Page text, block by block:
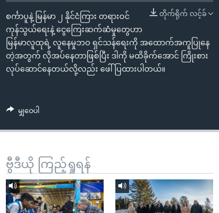
စာမျက်နှာ
သို့
ကျော်
ကြည့်
ရန်
နေရာ
ဗွီအိုအေ လူမှုကွန်ယက်များ
တိုက်ရိုက် လင့်ခ်
စင်္ကာပူနဲ့ မြန်မာ ၂ နိုင်ငံကြား တရားဝင်
ကုန်သွယ်ရေးနဲ့ ငွေကြေးဆက်ဆံမှုတွေဟာ
မြန်မာလူထုရဲ့ လူနေမှုဘဝ ရှင်သန်ရေးကို အထောက်အကူပြုနေ
တဲ့အတွက် လိုအပ်နေတာဖြစ်ပြီး ဒါကို မထိခိုက်အောင် ကြိုးစား
လုပ်ဆောင်နေတယ်လို့လည်း ဖေါ်ပြထားပါတယ်။
မျှဝေပါ
ဗွီဒီယို ကြည့်ရှုရန်